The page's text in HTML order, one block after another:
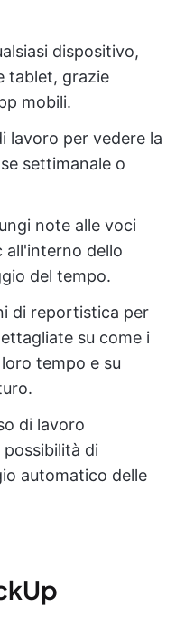
dispositivo,
tablet, grazie
mobili.
lavoro per vedere la
settimanale o
note alle voci
all'interno dello
del tempo.
di reportistica per
su come i
tempo e su
di lavoro
di
automatico delle